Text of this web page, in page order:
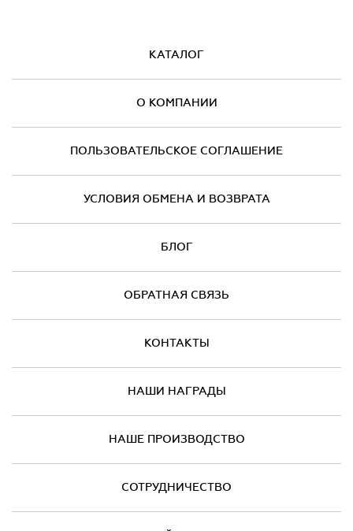
КАТАЛОГ
О КОМПАНИИ
ПОЛЬЗОВАТЕЛЬСКОЕ СОГЛАШЕНИЕ
УСЛОВИЯ ОБМЕНА И ВОЗВРАТА
БЛОГ
ОБРАТНАЯ СВЯЗЬ
КОНТАКТЫ
НАШИ НАГРАДЫ
НАШЕ ПРОИЗВОДСТВО
СОТРУДНИЧЕСТВО